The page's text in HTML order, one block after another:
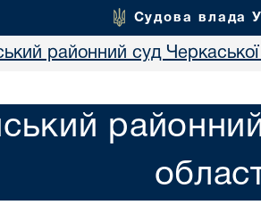
Судова влада
районний суд Черкаської